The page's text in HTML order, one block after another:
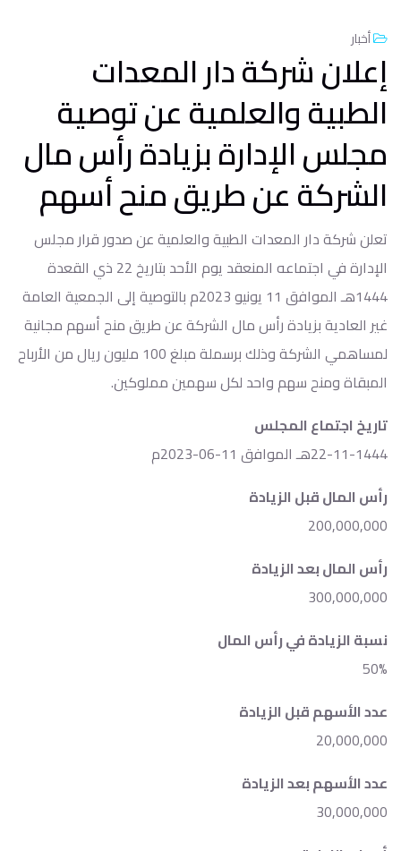
أخبار
إعلان شركة دار المعدات
الطبية والعلمية عن توصية
مجلس الإدارة بزيادة رأس مال
الشركة عن طريق منح أسهم
تعلن شركة دار المعدات الطبية والعلمية عن صدور قرار مجلس
الإدارة في اجتماعه المنعقد يوم الأحد بتاريخ 22 ذي القعدة
1444هـ الموافق 11 يونيو 2023م بالتوصية إلى الجمعية العامة
غير العادية بزيادة رأس مال الشركة عن طريق منح أسهم مجانية
لمساهمي الشركة وذلك برسملة مبلغ 100 مليون ريال من الأرباح
المبقاة ومنح سهم واحد لكل سهمين مملوكين.
تاريخ اجتماع المجلس
22-11-1444هـ الموافق 11-06-2023م
رأس المال قبل الزيادة
200,000,000
رأس المال بعد الزيادة
300,000,000
نسبة الزيادة في رأس المال
50%
عدد الأسهم قبل الزيادة
20,000,000
عدد الأسهم بعد الزيادة
30,000,000